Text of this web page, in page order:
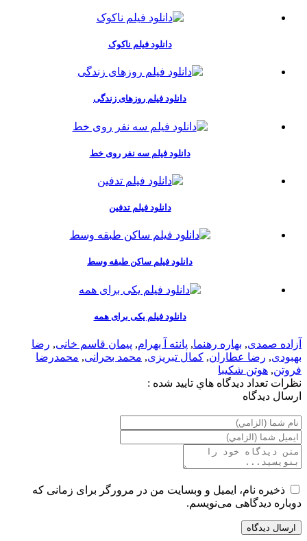
دانلود فیلم ناکوک
دانلود فیلم روزهای زندگی
دانلود فیلم سه نفر روی خط
دانلود فیلم تدفین
دانلود فیلم ساکن طبقه وسط
دانلود فیلم یکی برای همه
آزاده صمدی, بهاره رهنما, پانته آ بهرام, پیمان قاسم خانی, رضا
بهبودی, رضا عطاران, کمال تبریزی, محمد بحرانی, محمدرضا
فروتن, هوتن شکیبا
نظرات تعداد ديدگاه هاي تاييد شده :
ارسال ديدگاه
ذخیره نام، ایمیل و وبسایت من در مرورگر برای زمانی که
دوباره دیدگاهی می‌نویسم.